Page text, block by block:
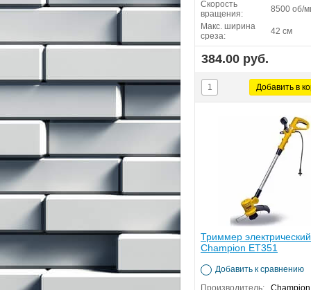
Скорость
вращения:
8500 об/
Макс. ширина
среза:
42 см
384.00 руб.
Триммер электрический
Champion EТ351
Добавить к сравнению
Производитель:
Champion